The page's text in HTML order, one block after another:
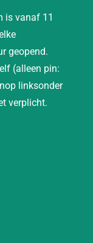
is vanaf 11
geopend.
(alleen pin:
linksonder
verplicht.